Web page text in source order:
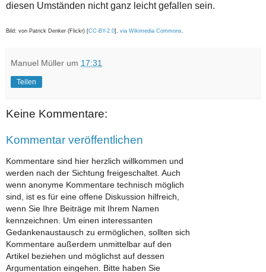
diesen Umständen nicht ganz leicht gefallen sein.
Bild: von Patrick Denker (Flickr) [CC-BY-2.0], via Wikimedia Commons.
Manuel Müller um 17:31
Teilen
Keine Kommentare:
Kommentar veröffentlichen
Kommentare sind hier herzlich willkommen und
werden nach der Sichtung freigeschaltet. Auch
wenn anonyme Kommentare technisch möglich
sind, ist es für eine offene Diskussion hilfreich,
wenn Sie Ihre Beiträge mit Ihrem Namen
kennzeichnen. Um einen interessanten
Gedankenaustausch zu ermöglichen, sollten sich
Kommentare außerdem unmittelbar auf den
Artikel beziehen und möglichst auf dessen
Argumentation eingehen. Bitte haben Sie